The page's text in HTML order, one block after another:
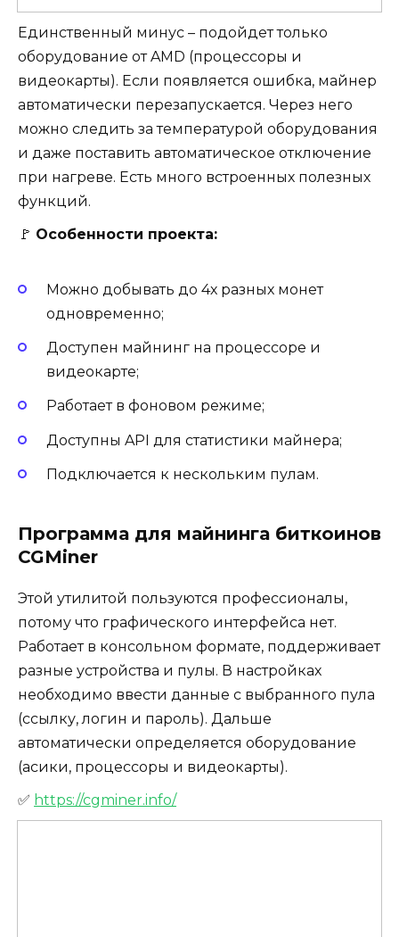
Единственный минус – подойдет только
оборудование от AMD (процессоры и
видеокарты). Если появляется ошибка, майнер
автоматически перезапускается. Через него
можно следить за температурой оборудования
и даже поставить автоматическое отключение
при нагреве. Есть много встроенных полезных
функций.
🚩 Особенности проекта:
Можно добывать до 4х разных монет
одновременно;
Доступен майнинг на процессоре и
видеокарте;
Работает в фоновом режиме;
Доступны API для статистики майнера;
Подключается к нескольким пулам.
Программа для майнинга биткоинов
CGMiner
Этой утилитой пользуются профессионалы,
потому что графического интерфейса нет.
Работает в консольном формате, поддерживает
разные устройства и пулы. В настройках
необходимо ввести данные с выбранного пула
(ссылку, логин и пароль). Дальше
автоматически определяется оборудование
(асики, процессоры и видеокарты).
✅ https://cgminer.info/